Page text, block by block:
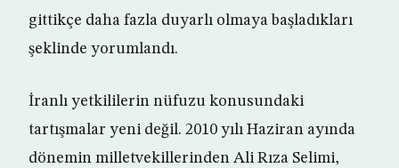
gittikçe daha fazla duyarlı olmaya başladıkları
şeklinde yorumlandı.
İranlı yetkililerin nüfuzu konusundaki
tartışmalar yeni değil. 2010 yılı Haziran ayında
dönemin milletvekillerinden Ali Rıza Selimi,